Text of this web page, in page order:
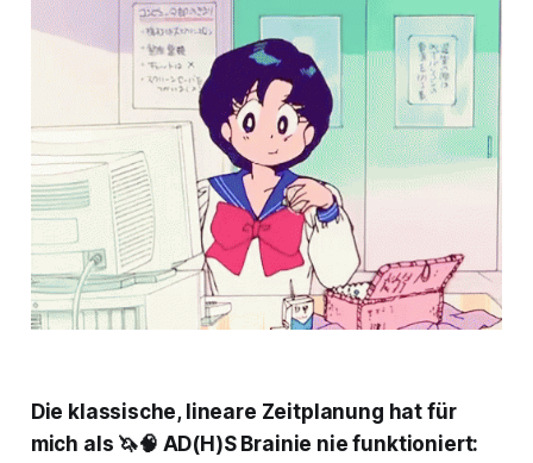
Die klassische, lineare Zeitplanung hat für
mich als 🦄🧠 AD(H)S Brainie nie funktioniert: